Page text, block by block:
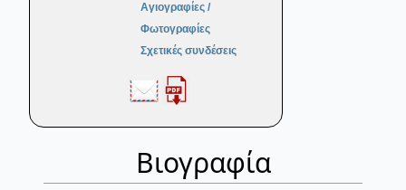
Αγιογραφίες /
Φωτογραφίες
Σχετικές συνδέσεις
Βιογραφία